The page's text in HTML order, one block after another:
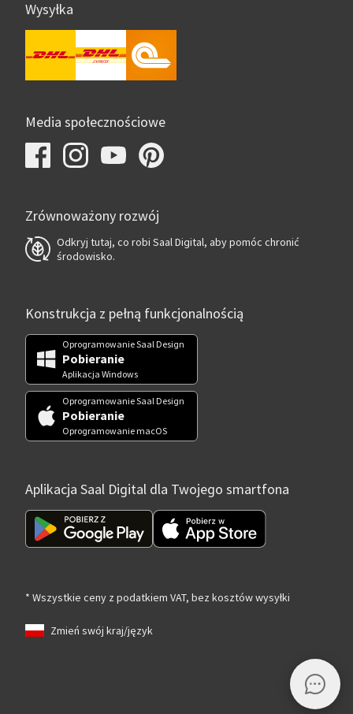
Wysyłka
Media społecznościowe
Zrównoważony rozwój
Odkryj tutaj, co robi Saal Digital, aby pomóc chronić
środowisko.
Konstrukcja z pełną funkcjonalnością
Oprogramowanie Saal Design
Pobieranie
Aplikacja Windows
Oprogramowanie Saal Design
Pobieranie
Oprogramowanie macOS
Aplikacja Saal Digital dla Twojego smartfona
* Wszystkie ceny z podatkiem VAT, bez kosztów wysyłki
Zmień swój kraj/język